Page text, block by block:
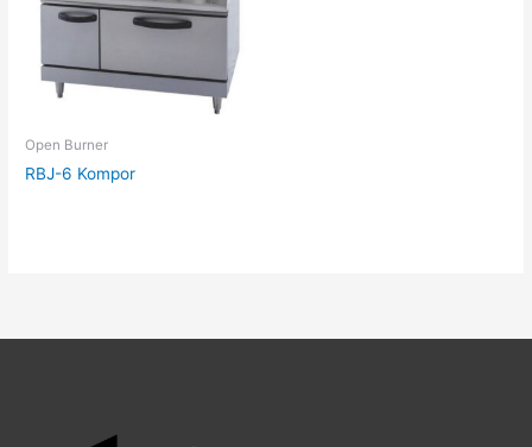
Open Burner
RBJ-6 Kompor